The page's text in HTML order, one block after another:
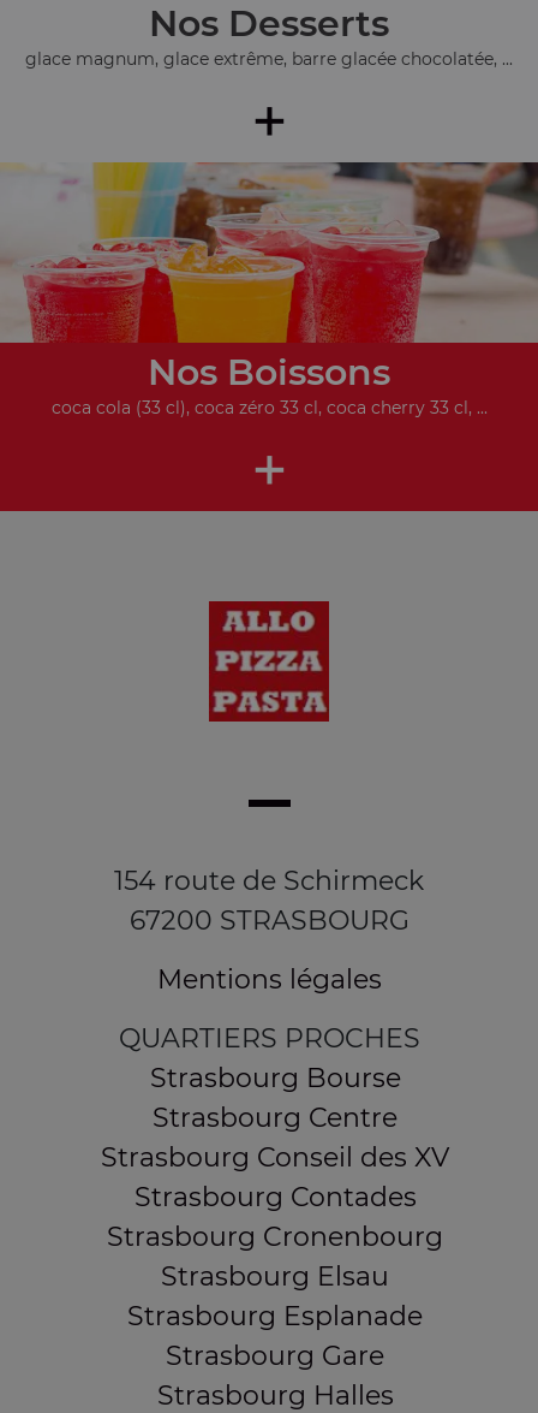
Nos Desserts
glace magnum, glace extrême, barre glacée chocolatée, ...
+
Nos Boissons
coca cola (33 cl), coca zéro 33 cl, coca cherry 33 cl, ...
+
154 route de Schirmeck
67200 STRASBOURG
Mentions légales
QUARTIERS PROCHES
Strasbourg Bourse
Strasbourg Centre
Strasbourg Conseil des XV
Strasbourg Contades
Strasbourg Cronenbourg
Strasbourg Elsau
Strasbourg Esplanade
Strasbourg Gare
Strasbourg Halles